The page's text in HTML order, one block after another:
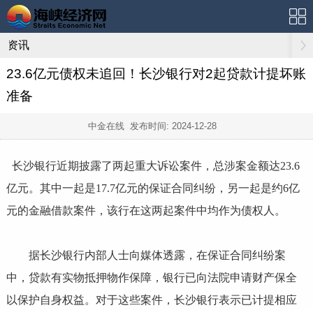
资讯
23.6亿元债权未追回！长沙银行对2起贷款计提坏账
准备
中金在线 发布时间: 2024-12-28
长沙银行近期披露了两起重大诉讼案件，总涉案金额达23.6
亿元。其中一起是17.7亿元的保证合同纠纷，另一起是约6亿
元的金融借款案件，该行在这两起案件中均作为债权人。
据长沙银行内部人士向媒体透露，在保证合同纠纷案
中，贷款有实物抵押物作保障，银行已向法院申请财产保全
以保护自身权益。对于这些案件，长沙银行表示已计提相应